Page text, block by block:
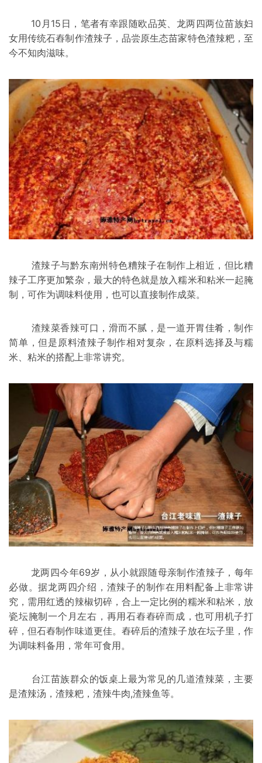
10月15日，笔者有幸跟随欧品英、龙两四两位苗族妇
女用传统石舂制作渣辣子，品尝原生态苗家特色渣辣粑，至
今不知肉滋味。
渣辣子与黔东南州 特色糟辣子在制作上相近，但比糟
辣子工序更加繁杂，最大的特色就是放入糯米和粘米一起腌
制，可作为调味料使用，也可以直接制作成菜。
渣辣菜香辣可口，滑而不腻，是一道开胃佳肴，制作
简单，但是原料渣辣子制作相对复杂，在原料选择及与糯
米、粘米的搭配上非常讲究。
龙两四今年69岁，从小就跟随母亲制作渣辣子，每年
必做。据龙两四介绍，渣辣子的制作在用料配备上非常讲
究，需用红透的辣椒切碎，合上一定比例的糯米和粘米，放
瓷坛腌制一个月左右，再用石舂舂碎而成，也可用机子打
碎，但石舂制作味道更佳。舂碎后的渣辣子放在坛子里，作
为调味料备用，常年可食用。
台江苗族群众的饭桌上最为常见的几道渣辣菜，主要
是渣辣汤 ，渣辣粑，渣辣牛肉,渣辣鱼等。